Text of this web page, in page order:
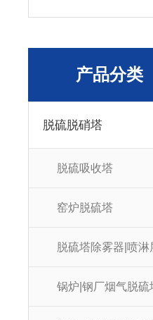
产品分类
脱硫脱硝塔
脱硫吸收塔
窑炉脱硫塔
脱硫塔除雾器|喷淋
锅炉|钢厂烟气脱硫